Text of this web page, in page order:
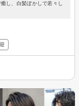
し、白髪ぼかしで若々し